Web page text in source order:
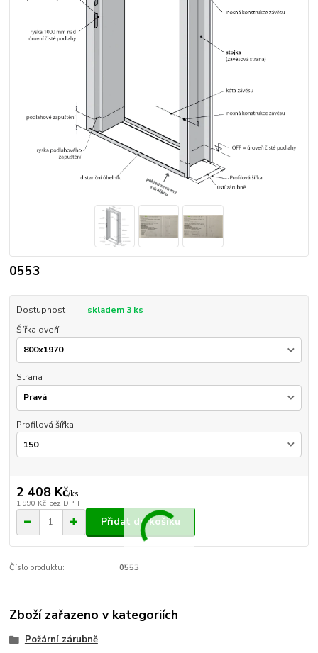
0553
Dostupnost
skladem 3 ks
Šířka dveří
Strana
Profilová šířka
2 408 Kč/ks
1 990 Kč bez DPH
Přidat do košíku
Číslo produktu: 0553
Zboží zařazeno v kategoriích
Požární zárubně